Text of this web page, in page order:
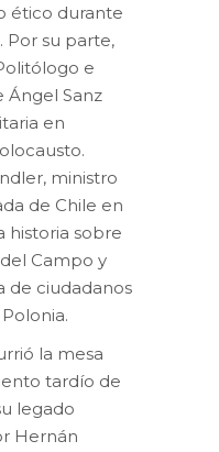
ético durante
Por su parte,
e
Ángel Sanz
en
ministro
de Chile en
historia sobre
Campo y
de ciudadanos
la mesa
tardío de
legado
Hernán